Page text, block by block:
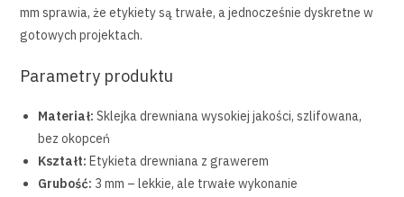
mm sprawia, że etykiety są trwałe, a jednocześnie dyskretne w
gotowych projektach.
Parametry produktu
Materiał: Sklejka drewniana wysokiej jakości, szlifowana,
bez okopceń
Kształt: Etykieta drewniana z grawerem
Grubość: 3 mm – lekkie, ale trwałe wykonanie